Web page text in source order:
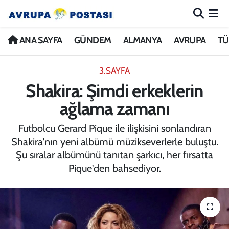
ANA SAYFA GÜNDEM ALMANYA AVRUPA
3.SAYFA
Shakira: Şimdi erkeklerin
ağlama zamanı
Futbolcu Gerard Pique ile ilişkisini sonlandıran
Shakira'nın yeni albümü müzikseverlerle buluştu.
Şu sıralar albümünü tanıtan şarkıcı, her fırsatta
Pique'den bahsediyor.
ANA SAYFA
ALMANYA
AVRUPA
TÜRKİYE
SPOR
Nöbetçi Eczaneler
İstanbul Namaz Vakitleri
Trafik Durumu
Avrupa Ligi Puan Durumu ve Fikstür
Tüm Manşetler
Haber Arşivi